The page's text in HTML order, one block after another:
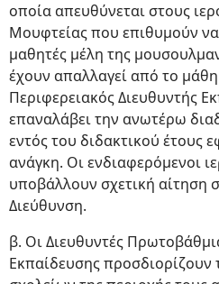
οποία απευθύνεται στους
Μουφτείας που επιθυμούν
μαθητές μέλη της
έχουν απαλλαγεί από το
Περιφερειακός Διευθυντής
επαναλάβει την ανωτέρω
εντός του διδακτικού έτους
ανάγκη. Οι ενδιαφερόμενοι
υποβάλλουν σχετική αίτηση
Διεύθυνση.
β. Οι Διευθυντές
Εκπαίδευσης προσδιορίζουν